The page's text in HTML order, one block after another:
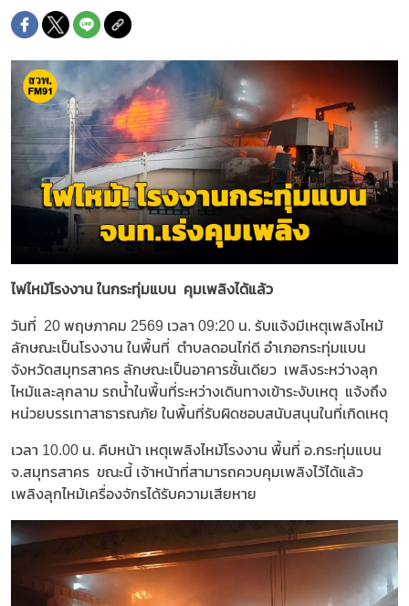
ไฟไหม้โรงงาน ในกระทุ่มแบน คุมเพลิงได้แล้ว
วันที่ 20 พฤษภาคม 2569 เวลา 09:20 น. รับแจ้งมีเหตุเพลิงไหม้
ลักษณะเป็นโรงงาน ในพื้นที่ ตำบลดอนไก่ดี อำเภอกระทุ่มแบน
จังหวัดสมุทรสาคร ลักษณะเป็นอาคารชั้นเดียว เพลิงระหว่างลุก
ไหม้และลุกลาม รถน้ำในพื้นที่ระหว่างเดินทางเข้าระงับเหตุ แจ้งถึง
หน่วยบรรเทาสาธารณภัย ในพื้นที่รับผิดชอบสนับสนุนในที่เกิดเหตุ
เวลา 10.00 น. คืบหน้า เหตุเพลิงไหม้โรงงาน พื้นที่ อ.กระทุ่มแบน
จ.สมุทรสาคร ขณะนี้ เจ้าหน้าที่สามารถควบคุมเพลิงไว้ได้แล้ว
เพลิงลุกไหม้เครื่องจักรได้รับความเสียหาย